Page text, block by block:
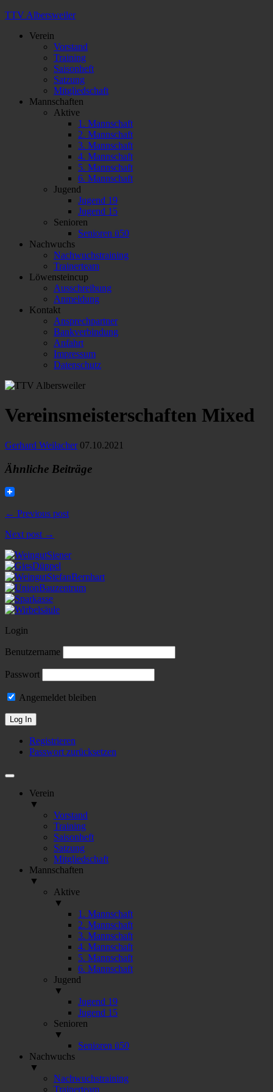
TTV Albersweiler
Verein
Vorstand
Training
Saisonheft
Satzung
Mitgliedschaft
Mannschaften
Aktive
1. Mannschaft
2. Mannschaft
3. Mannschaft
4. Mannschaft
5. Mannschaft
6. Mannschaft
Jugend
Jugend 19
Jugend 15
Senioren
Senioren ü50
Nachwuchs
Nachwuchstraining
Trainerteam
Löwensteincup
Ausschreibung
Anmeldung
Kontakt
Ansprechpartner
Bankverbindung
Anfahrt
Impressum
Datenschutz
Vereinsmeisterschaften Mixed
Gerhard Weilacher 07.10.2021
Ähnliche Beiträge
← Previous post
Next post →
Login
Benutzername
Passwort
Angemeldet bleiben
Registrieren
Passwort zurücksetzen
Verein
▼
Vorstand
Training
Saisonheft
Satzung
Mitgliedschaft
Mannschaften
▼
Aktive
▼
1. Mannschaft
2. Mannschaft
3. Mannschaft
4. Mannschaft
5. Mannschaft
6. Mannschaft
Jugend
▼
Jugend 19
Jugend 15
Senioren
▼
Senioren ü50
Nachwuchs
▼
Nachwuchstraining
Trainerteam